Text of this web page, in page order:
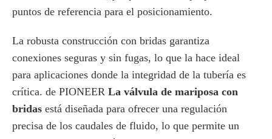
puntos de referencia para el posicionamiento.
La robusta construcción con bridas garantiza
conexiones seguras y sin fugas, lo que la hace ideal
para aplicaciones donde la integridad de la tubería es
crítica. de PIONEER La válvula de mariposa con
bridas está diseñada para ofrecer una regulación
precisa de los caudales de fluido, lo que permite un